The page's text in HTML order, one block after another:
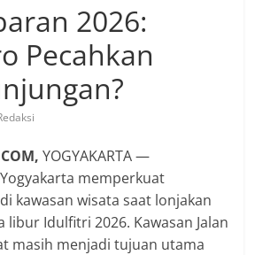
2026:
Pecahkan
YOGYAKARTA —
memperkuat
kawasan wisata saat lonjakan
libur Idulfitri 2026. Kawasan Jalan
masih menjadi tujuan utama